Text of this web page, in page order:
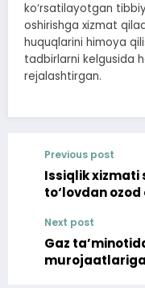
ko‘rsatilayotgan
oshirishga xizmat
huquqlarini himoya
tadbirlarni kelgusida
rejalashtirgan.
Previous post
Issiqlik xizmati
to‘lovdan
Next post
Gaz